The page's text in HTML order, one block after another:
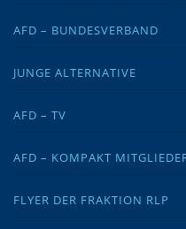
AFD – BUNDESVERBAND
JUNGE ALTERNATIVE
AFD – TV
AFD – KOMPAKT
FLYER DER FRAKTION RLP